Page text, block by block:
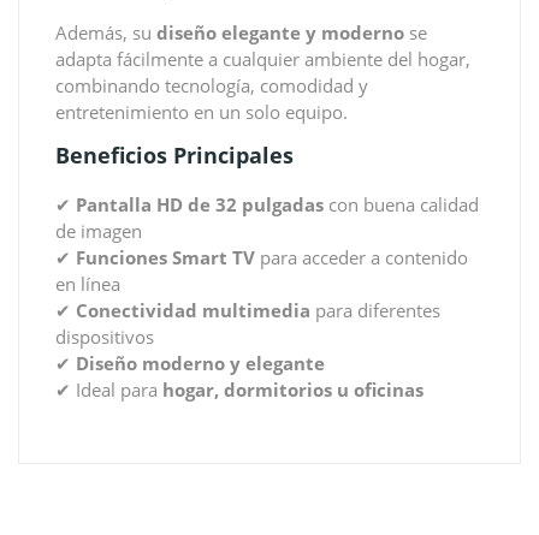
Además, su diseño elegante y moderno se
adapta fácilmente a cualquier ambiente del hogar,
combinando tecnología, comodidad y
entretenimiento en un solo equipo.
Beneficios Principales
✔ Pantalla HD de 32 pulgadas con buena calidad
de imagen
✔ Funciones Smart TV para acceder a contenido
en línea
✔ Conectividad multimedia para diferentes
dispositivos
✔ Diseño moderno y elegante
✔ Ideal para hogar, dormitorios u oficinas